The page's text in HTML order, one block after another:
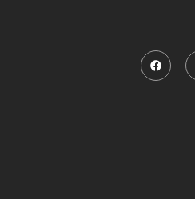
Facebook